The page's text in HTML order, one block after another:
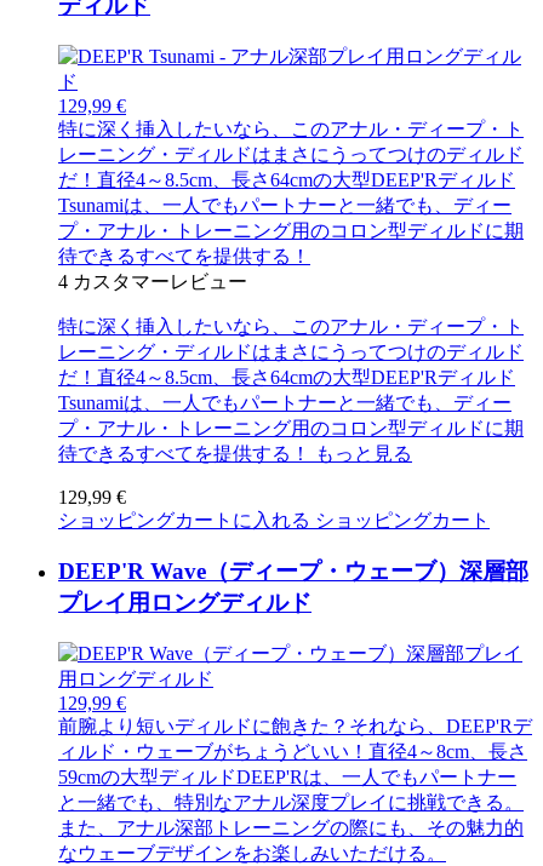
ディルド
129,99 €
特に深く挿入したいなら、このアナル・ディープ・ト
レーニング・ディルドはまさにうってつけのディルド
だ！直径4～8.5cm、長さ64cmの大型DEEP'Rディルド
Tsunamiは、一人でもパートナーと一緒でも、ディー
プ・アナル・トレーニング用のコロン型ディルドに期
待できるすべてを提供する！
4 カスタマーレビュー
特に深く挿入したいなら、このアナル・ディープ・ト
レーニング・ディルドはまさにうってつけのディルド
だ！直径4～8.5cm、長さ64cmの大型DEEP'Rディルド
Tsunamiは、一人でもパートナーと一緒でも、ディー
プ・アナル・トレーニング用のコロン型ディルドに期
待できるすべてを提供する！
もっと見る
129,99 €
ショッピングカートに入れる ショッピングカート
DEEP'R Wave（ディープ・ウェーブ）深層部
プレイ用ロングディルド
129,99 €
前腕より短いディルドに飽きた？それなら、DEEP'Rデ
ィルド・ウェーブがちょうどいい！直径4～8cm、長さ
59cmの大型ディルドDEEP'Rは、一人でもパートナー
と一緒でも、特別なアナル深度プレイに挑戦できる。
また、アナル深部トレーニングの際にも、その魅力的
なウェーブデザインをお楽しみいただける。